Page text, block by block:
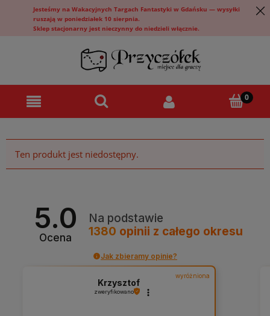
Jesteśmy na Wakacyjnych Targach Fantastyki w Gdańsku — wysyłki
ruszają w poniedziałek 10 sierpnia.
Sklep stacjonarny jest nieczynny do niedzieli włącznie.
Ten produkt jest niedostępny.
5.0
Ocena
Na podstawie
1380 opinii z całego okresu
Jak zbieramy opinie?
wyróżniona
Krzysztof
zweryfikowano